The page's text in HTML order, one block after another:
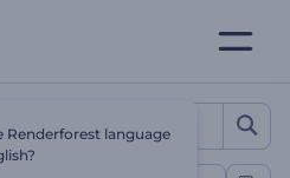
Video de
Renderforest language